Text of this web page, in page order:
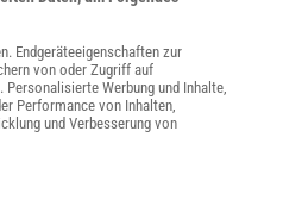
Endgeräteeigenschaften zur
von oder Zugriff auf
Werbung und Inhalte,
Performance von Inhalten,
und Verbesserung von